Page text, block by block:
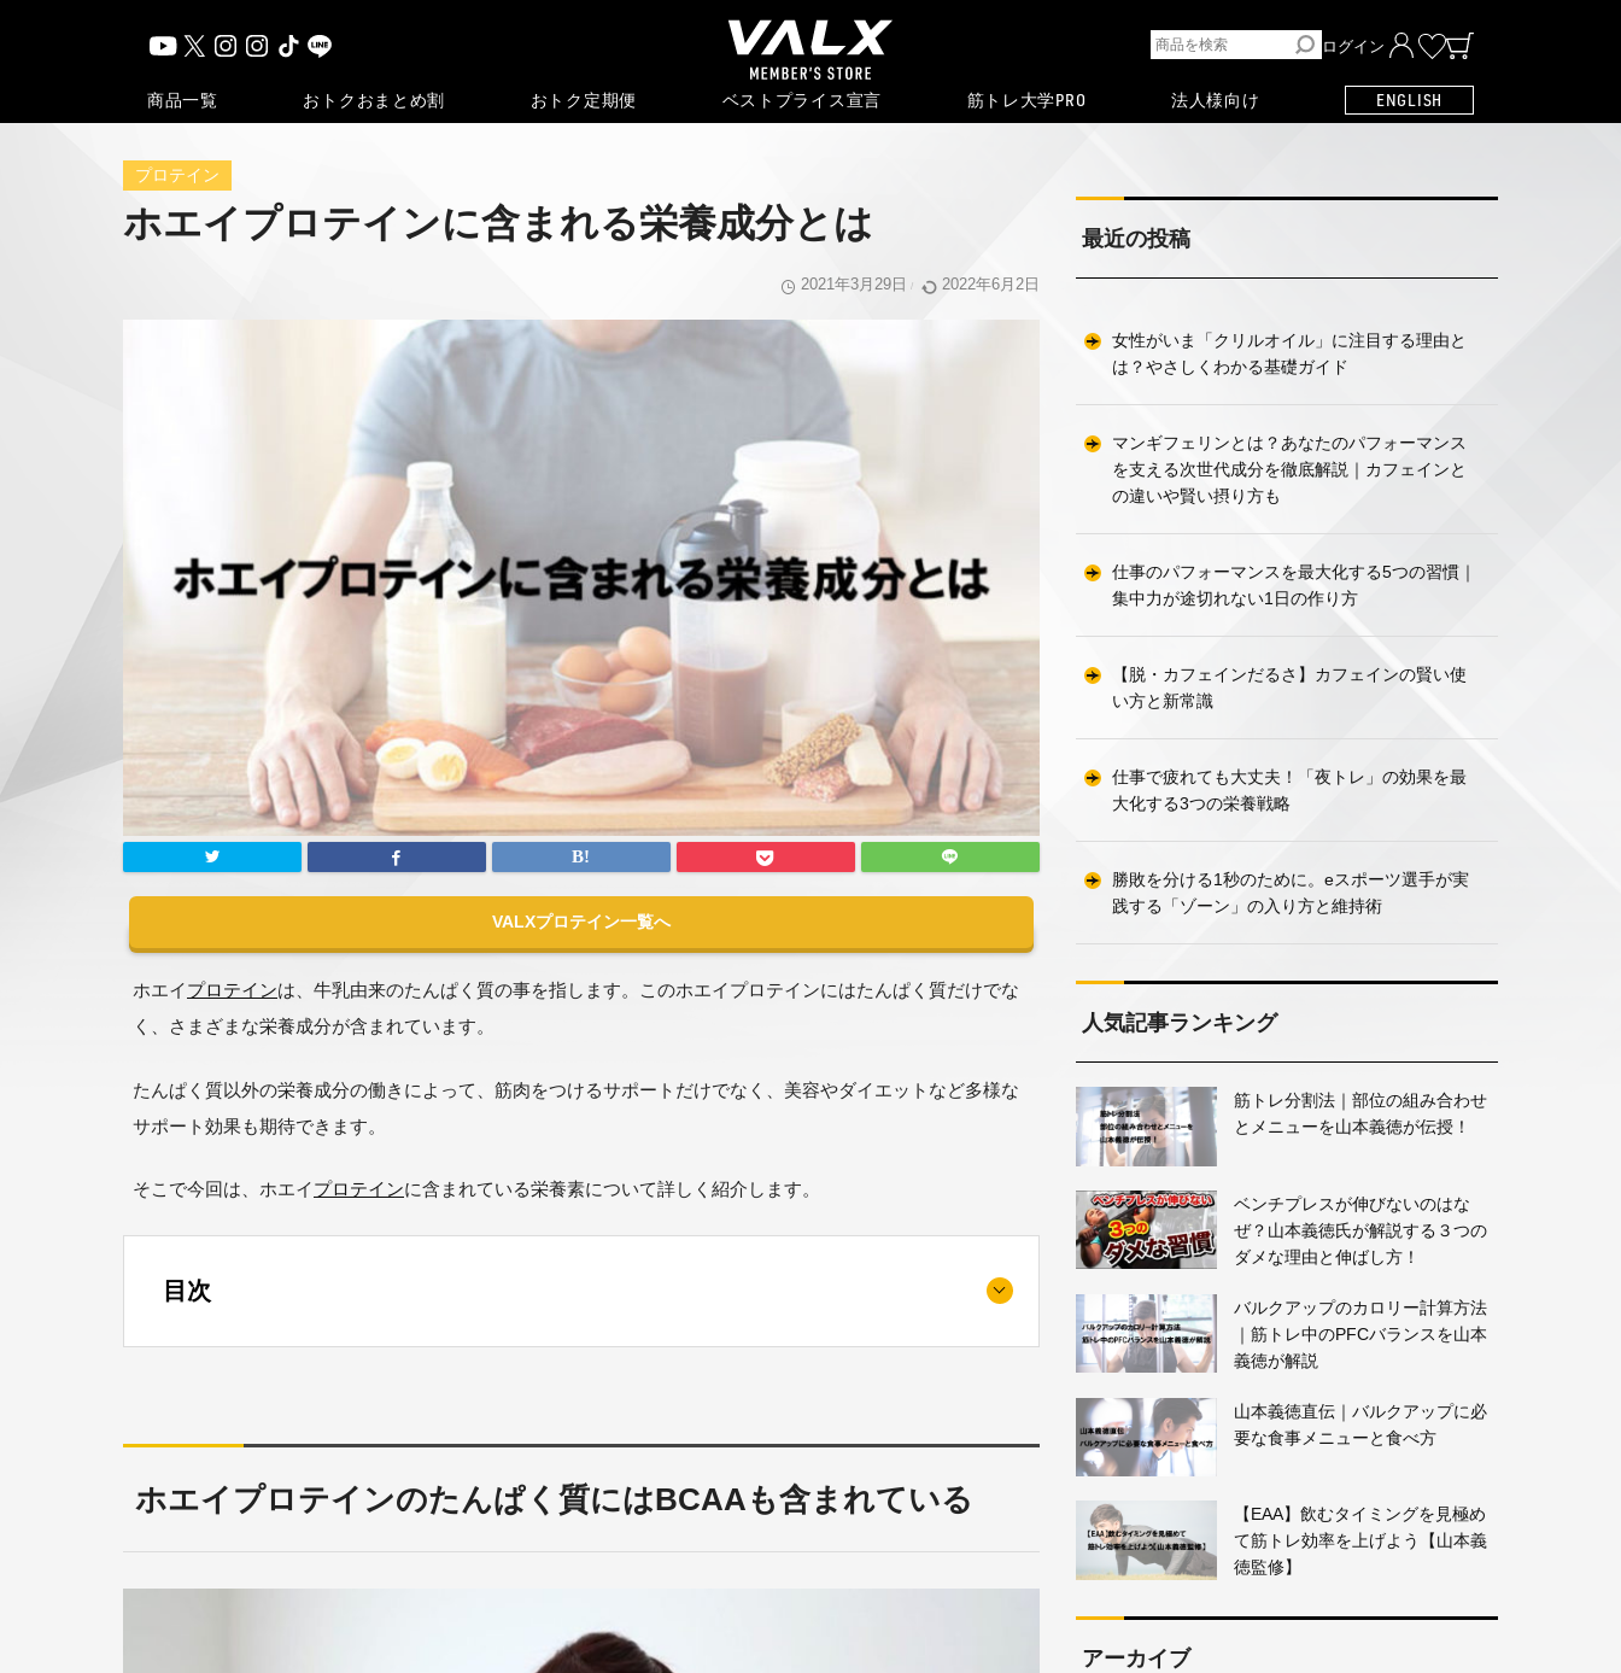
ログイン
商品一覧 おトク おまとめ割 おトク 定期便 ベストプライス宣言 筋トレ大学PRO 法人様向け ENGLISH
プロテイン
ホエイプロテインに含まれる栄養成分とは
2021年3月29日 / 2022年6月2日
VALXプロテイン一覧へ
ホエイプロテインは、牛乳由来のたんぱく質の事を指します。このホエイプロテインにはたんぱく質だけでな
く、さまざまな栄養成分が含まれています。
たんぱく質以外の栄養成分の働きによって、筋肉をつけるサポートだけでなく、美容やダイエットなど多様な
サポート効果も期待できます。
そこで今回は、ホエイプロテインに含まれている栄養素について詳しく紹介します。
目次
ホエイプロテインのたんぱく質にはBCAAも含まれている
最近の投稿
女性がいま「クリルオイル」に注目する理由と
は？やさしくわかる基礎ガイド
マンギフェリンとは？あなたのパフォーマンス
を支える次世代成分を徹底解説｜カフェインと
の違いや賢い摂り方も
仕事のパフォーマンスを最大化する5つの習慣｜
集中力が途切れない1日の作り方
【脱・カフェインだるさ】カフェインの賢い使
い方と新常識
仕事で疲れても大丈夫！「夜トレ」の効果を最
大化する3つの栄養戦略
勝敗を分ける1秒のために。eスポーツ選手が実
践する「ゾーン」の入り方と維持術
人気記事ランキング
筋トレ分割法｜部位の組み合わせ
とメニューを山本義徳が伝授！
ベンチプレスが伸びないのはな
ぜ？山本義徳氏が解説する３つの
ダメな理由と伸ばし方！
バルクアップのカロリー計算方法
｜筋トレ中のPFCバランスを山本
義徳が解説
山本義徳直伝｜バルクアップに必
要な食事メニューと食べ方
【EAA】飲むタイミングを見極め
て筋トレ効率を上げよう【山本義
徳監修】
アーカイブ